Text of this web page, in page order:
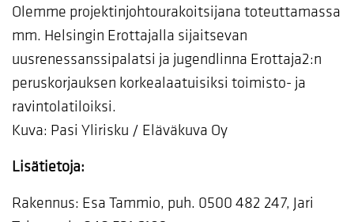
Olemme projektinjohtourakoitsijana toteuttamassa
mm. Helsingin Erottajalla sijaitsevan
uusrenessanssipalatsi ja jugendlinna Erottaja2:n
peruskorjauksen korkealaatuisiksi toimisto- ja
ravintolatiloiksi.
Kuva: Pasi Ylirisku / Eläväkuva Oy
Lisätietoja:
Rakennus: Esa Tammio, puh. 0500 482 247, Jari